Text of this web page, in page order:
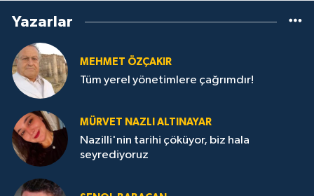
Yazarlar
MEHMET ÖZÇAKIR
Tüm yerel yönetimlere çağrımdır!
MÜRVET NAZLI ALTINAYAR
Nazilli'nin tarihi çöküyor, biz hala
seyrediyoruz